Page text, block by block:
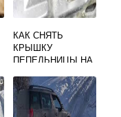
КАК СНЯТЬ
КРЫШКУ
ПЕПЕЛЬНИЦЫ НА
A5